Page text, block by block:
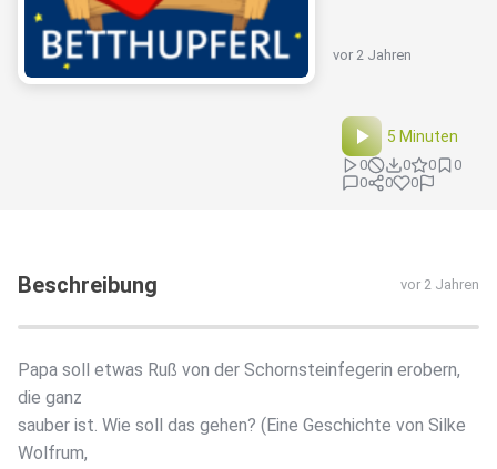
vor 2 Jahren
5 Minuten
0 0 0
0
0
0 0
Beschreibung vor 2 Jahren
Papa soll etwas Ruß von der Schornsteinfegerin erobern,
die ganz
sauber ist. Wie soll das gehen? (Eine Geschichte von Silke
Wolfrum,